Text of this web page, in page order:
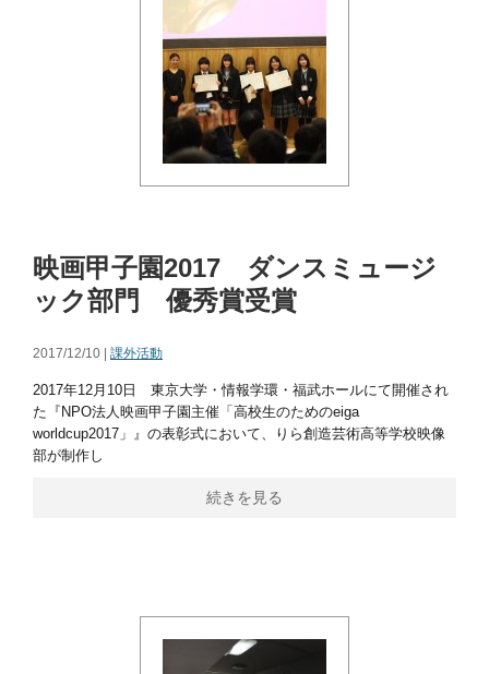
映画甲子園2017 ダンスミュージ
ック部門 優秀賞受賞
2017/12/10 | 課外活動
2017年12月10日 東京大学・情報学環・福武ホールにて開催され
た『NPO法人映画甲子園主催「高校生のためのeiga
worldcup2017」』の表彰式において、りら創造芸術高等学校映像
部が制作し
続きを見る